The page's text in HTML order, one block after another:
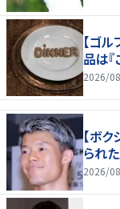
【ゴ
品は『
2026/
【ボ
られ
2026/